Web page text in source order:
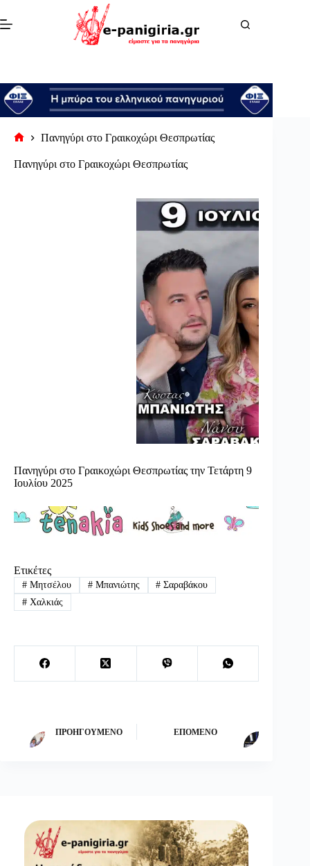
στο
περιεχόμενο
σελίδα
Πανηγύρι στο Γραικοχώρι Θεσπρωτίας
Πανηγύρι στο Γραικοχώρι Θεσπρωτίας
Πανηγύρι στο Γραικοχώρι Θεσπρωτίας την Τετάρτη 9
Ιουλίου 2025
Ετικέτες
#Μητσέλου #Μπανιώτης # Σαραβάκου
#Χαλκιάς
ΠΡΟΗΓΟΎΜΕΝΟ ΕΠΌΜΕΝΟ